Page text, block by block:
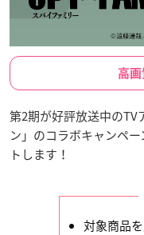
高
第2期が好評放送中のTV
ン」のコラボキャンペ
トします！
対象商品